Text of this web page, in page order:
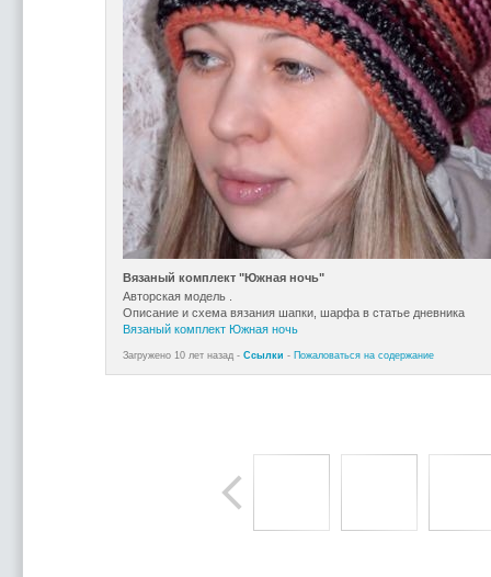
Вязаный комплект "Южная ночь"
Авторская модель .
Описание и схема вязания шапки, шарфа в статье дневника
Вязаный комплект Южная ночь
Загружено 10 лет назад - Ссылки - Пожаловаться на содержание